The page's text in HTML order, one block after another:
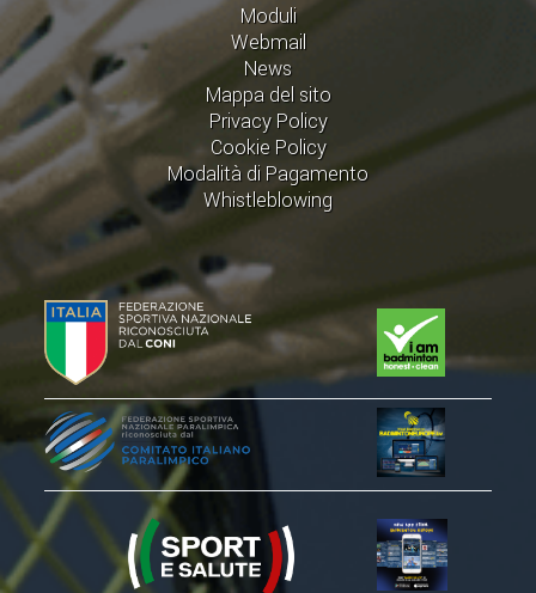
Moduli
Webmail
News
Mappa del sito
Privacy Policy
Cookie Policy
Modalità di Pagamento
Whistleblowing
STAFF TECNICO
CLASSIFICHE 2016-2023
ATLETI D'INTERESSE NAZIONALE
SCHEDE ATLETI
PROMOZIONE
NUOVI GIOCHI DELLA GIOVENTÙ
PROGETTO SHUTTLE TIME
TROFEO CONI
ENTI DI PROMOZIONE SPORTIVA
PROGETTI CONI
PROGETTI SPORT E SALUTE
FORMAZIONE